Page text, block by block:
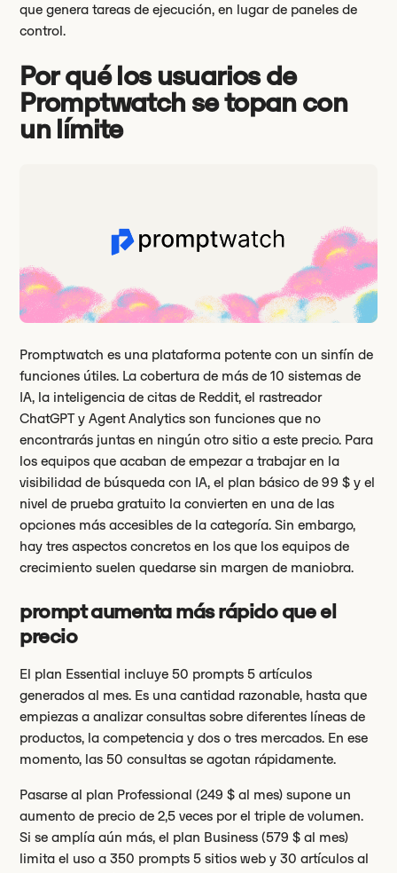
que genera tareas de ejecución, en lugar de paneles de
control.
Por qué los usuarios de
Promptwatch se topan con
un límite
Promptwatch es una plataforma potente con un sinfín de
funciones útiles. La cobertura de más de 10 sistemas de
IA, la inteligencia de citas de Reddit, el rastreador
ChatGPT y Agent Analytics son funciones que no
encontrarás juntas en ningún otro sitio a este precio. Para
los equipos que acaban de empezar a trabajar en la
visibilidad de búsqueda con IA, el plan básico de 99 $ y el
nivel de prueba gratuito la convierten en una de las
opciones más accesibles de la categoría. Sin embargo,
hay tres aspectos concretos en los que los equipos de
crecimiento suelen quedarse sin margen de maniobra.
prompt aumenta más rápido que el
precio
El plan Essential incluye 50 prompts 5 artículos
generados al mes. Es una cantidad razonable, hasta que
empiezas a analizar consultas sobre diferentes líneas de
productos, la competencia y dos o tres mercados. En ese
momento, las 50 consultas se agotan rápidamente.
Pasarse al plan Professional (249 $ al mes) supone un
aumento de precio de 2,5 veces por el triple de volumen.
Si se amplía aún más, el plan Business (579 $ al mes)
limita el uso a 350 prompts 5 sitios web y 30 artículos al